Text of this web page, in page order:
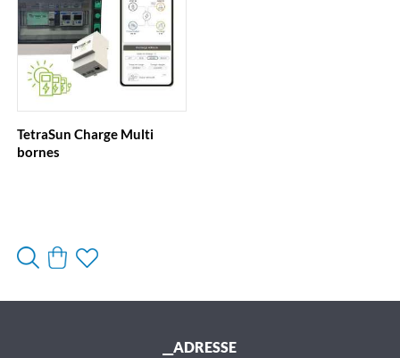
TetraSun Charge Multi
bornes
__ADRESSE